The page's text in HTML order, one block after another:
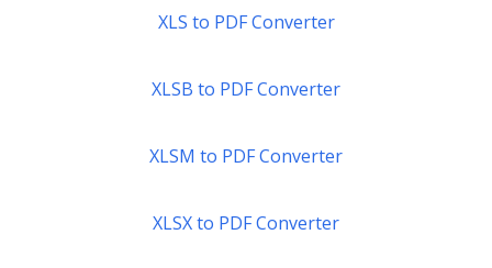
XLS to PDF Converter
XLSB to PDF Converter
XLSM to PDF Converter
XLSX to PDF Converter